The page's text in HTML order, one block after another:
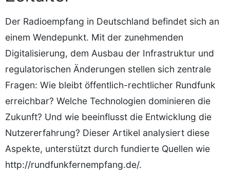
Der Radioempfang in Deutschland befindet sich an
einem Wendepunkt. Mit der zunehmenden
Digitalisierung, dem Ausbau der Infrastruktur und
regulatorischen Änderungen stellen sich zentrale
Fragen: Wie bleibt öffentlich-rechtlicher Rundfunk
erreichbar? Welche Technologien dominieren die
Zukunft? Und wie beeinflusst die Entwicklung die
Nutzererfahrung? Dieser Artikel analysiert diese
Aspekte, unterstützt durch fundierte Quellen wie
http://rundfunkfernempfang.de/.